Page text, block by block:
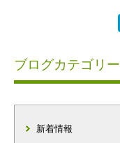
ブログカテゴリー
新着情報